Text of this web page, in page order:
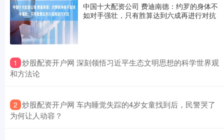
中国十大配资公司 费迪南德：约罗的身体不
如对手强壮，只有胜算达到六成再进行对抗
1 ​炒股配资开户网 深刻领悟习近平生态文明思想的科学世界观
和方法论
2 ​炒股配资开户网 车内睡觉失踪的4岁女童找到后，民警哭了
为何让人动容？